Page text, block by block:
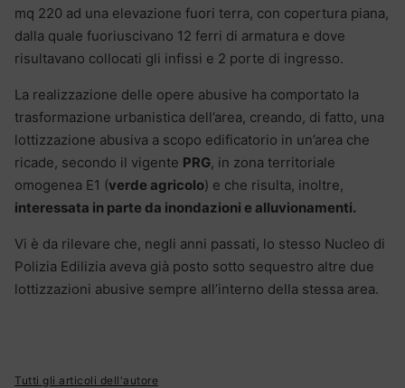
mq 220 ad una elevazione fuori terra, con copertura piana,
dalla quale fuoriuscivano 12 ferri di armatura e dove
risultavano collocati gli infissi e 2 porte di ingresso.
La realizzazione delle opere abusive ha comportato la
trasformazione urbanistica dell’area, creando, di fatto, una
lottizzazione abusiva a scopo edificatorio in un’area che
ricade, secondo il vigente PRG, in zona territoriale
omogenea E1 (verde agricolo) e che risulta, inoltre,
interessata in parte da inondazioni e alluvionamenti.
Vi è da rilevare che, negli anni passati, lo stesso Nucleo di
Polizia Edilizia aveva già posto sotto sequestro altre due
lottizzazioni abusive sempre all’interno della stessa area.
Tutti gli articoli dell'autore